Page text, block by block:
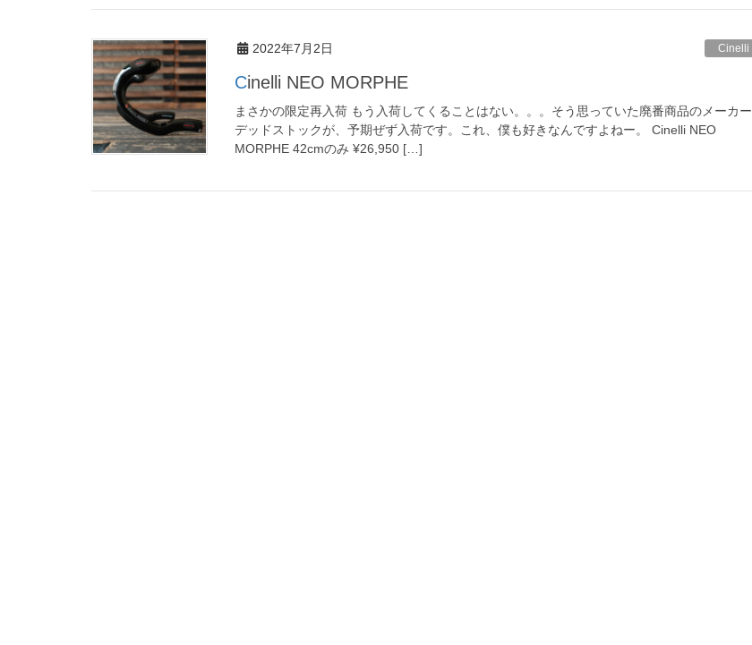
2022年7月2日 Cinelli
Cinelli NEO MORPHE
まさかの限定再入荷 もう入荷してくることはない。。。そう思っていた廃番商品のメーカー
デッドストックが、予期ぜず入荷です。これ、僕も好きなんですよねー。 Cinelli NEO
MORPHE 42cmのみ ¥26,950 […]